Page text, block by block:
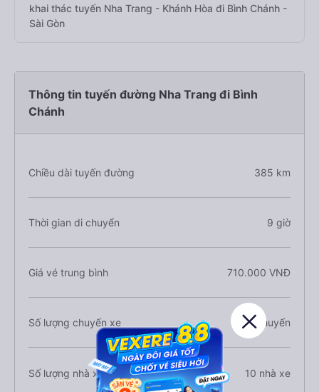
khai thác tuyến Nha Trang - Khánh Hòa đi Bình Chánh -
Sài Gòn
Thông tin tuyến đường Nha Trang đi Bình
Chánh
Chiều dài tuyến đường 385 km
Thời gian di chuyển 9 giờ
Giá vé trung bình 710.000 VNĐ
Số lượng chuyến xe 68 chuyến
Số lượng nhà xe 10 nhà xe